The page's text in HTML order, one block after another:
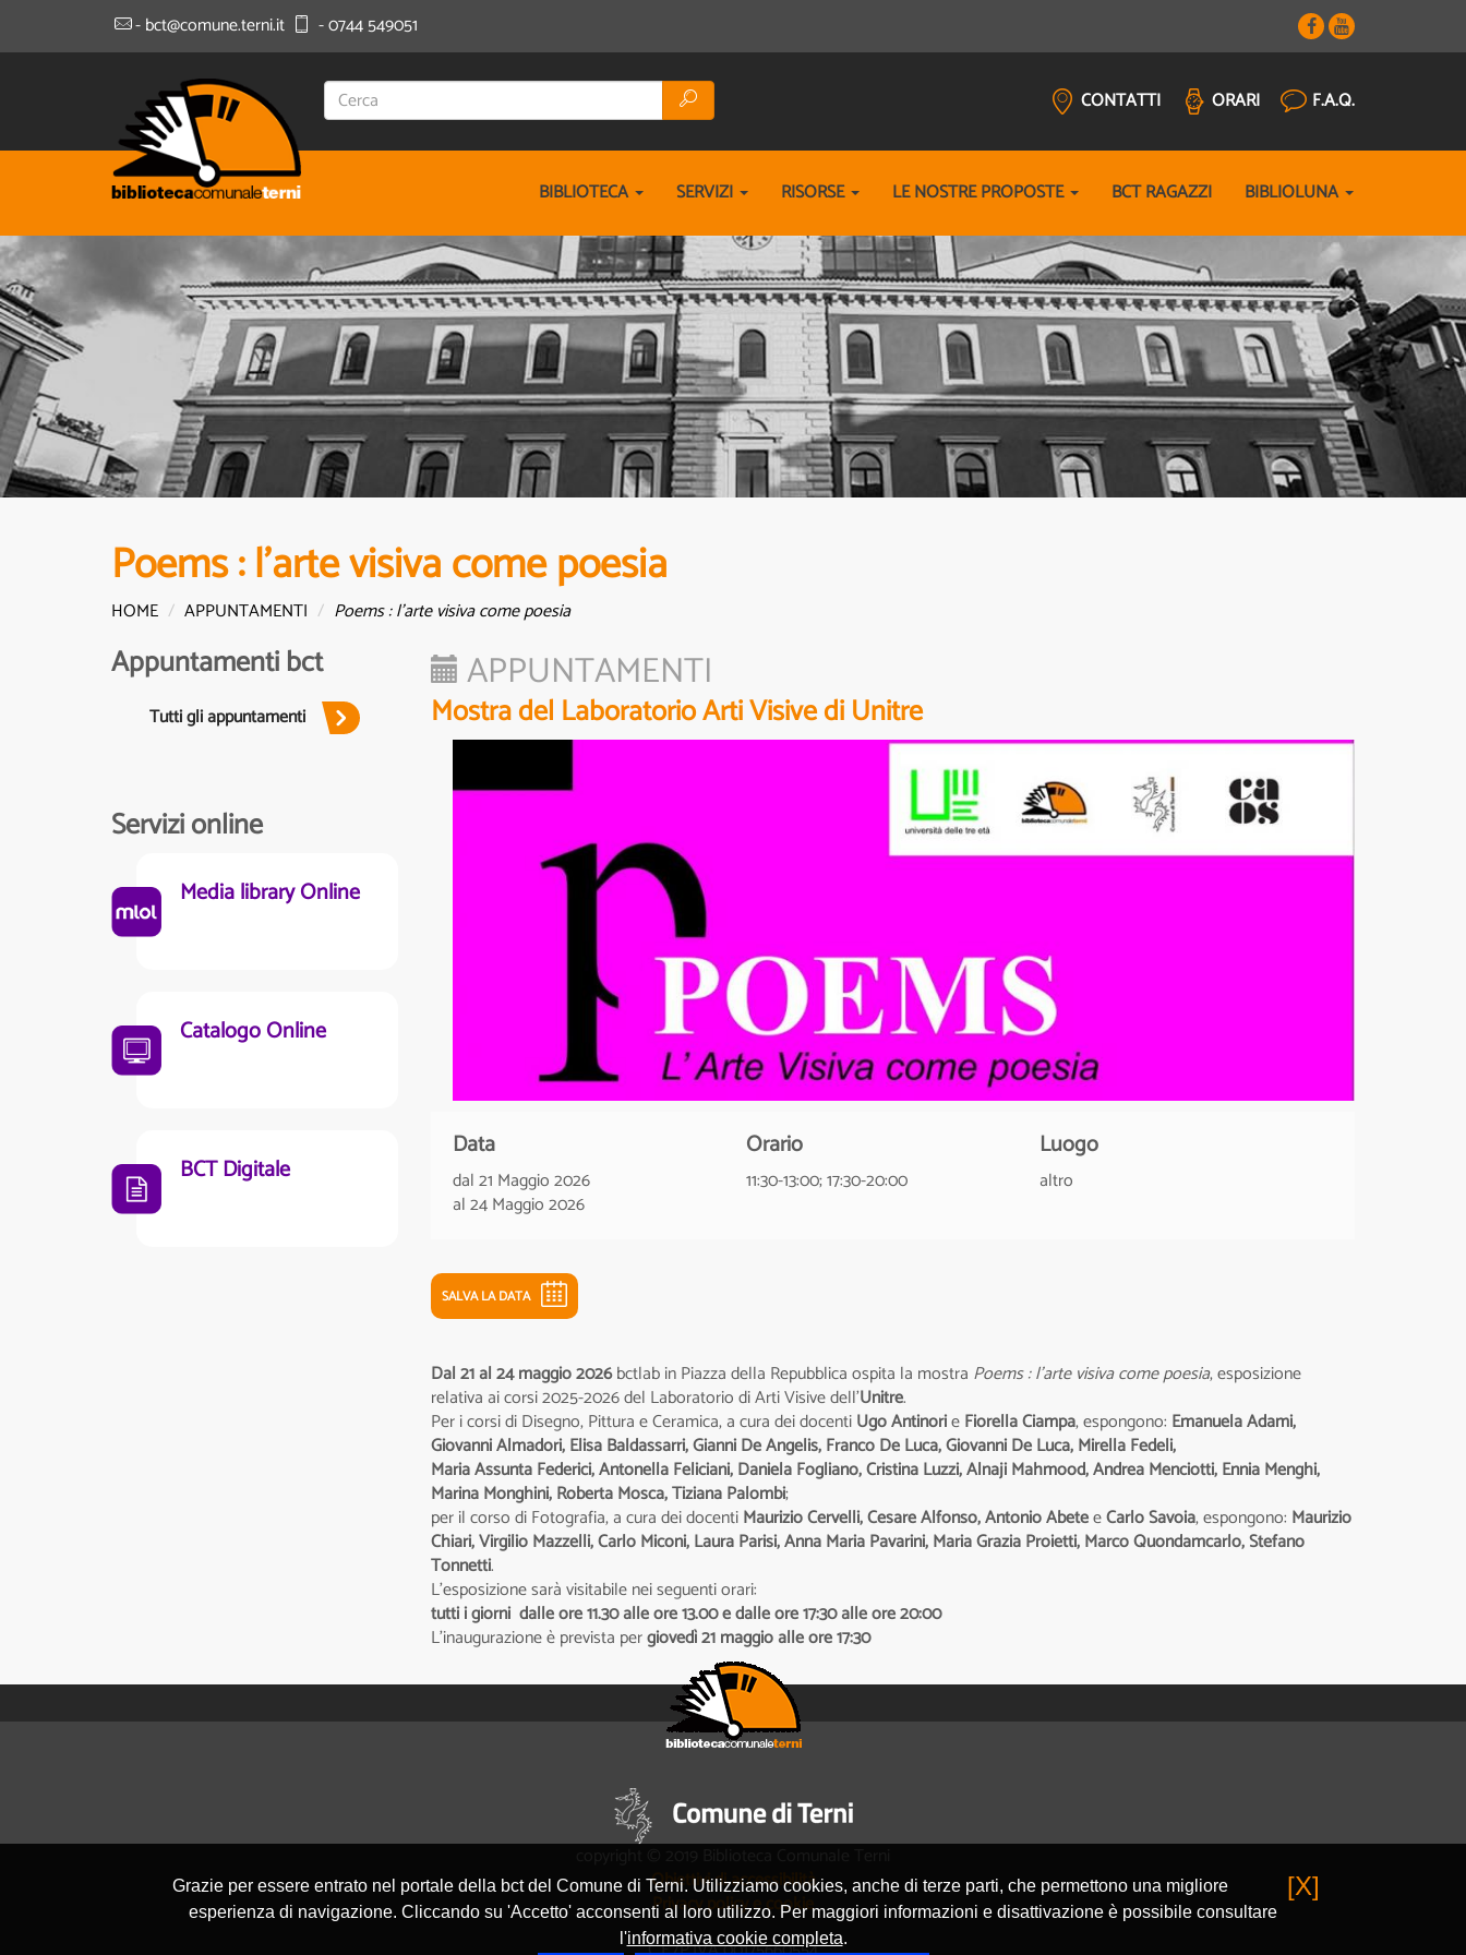
- bct@comune.terni.it - 0744 549051
CONTATTI ORARI F.A.Q.
BIBLIOTECA SERVIZI RISORSE LE NOSTRE PROPOSTE BCT RAGAZZI BIBLIOLUNA
Poems : l'arte visiva come poesia
HOME APPUNTAMENTI Poems : l'arte visiva come poesia
Appuntamenti bct
Tutti gli appuntamenti
Servizi online
Media library Online
Catalogo Online
BCT Digitale
APPUNTAMENTI
Mostra del Laboratorio Arti Visive di Unitre
Data
dal 21 Maggio 2026
al 24 Maggio 2026
Orario
11:30-13:00; 17:30-20:00
Luogo
altro
SALVA LA DATA
Dal 21 al 24 maggio 2026bctlab in Piazza della Repubblica ospita la mostra Poems : l'arte visiva come poesia, esposizione
relativa ai corsi 2025-2026 del Laboratorio di Arti Visive dell'Unitre.
Per i corsi di Disegno, Pittura e Ceramica, a cura dei docentiUgo AntinorieFiorella Ciampa, espongono: Emanuela Adami,
Giovanni Almadori, Elisa Baldassarri, Gianni De Angelis, Franco De Luca, Giovanni De Luca, Mirella Fedeli,
Maria Assunta Federici, Antonella Feliciani, Daniela Fogliano, Cristina Luzzi, Alnaji Mahmood, Andrea Menciotti, Ennia Menghi,
Marina Monghini, Roberta Mosca, Tiziana Palombi;
per il corso di Fotografia, a cura dei docentiMaurizio Cervelli, Cesare Alfonso, Antonio AbeteeCarlo Savoia, espongono: Maurizio
Chiari, Virgilio Mazzelli, Carlo Miconi, Laura Parisi, Anna Maria Pavarini, Maria Grazia Proietti, Marco Quondamcarlo, Stefano
Tonnetti.
L'esposizione sarà visitabile nei seguenti orari:
tutti i giorni dalle ore 11.30 alle ore 13.00 e dalle ore 17:30 alle ore 20:00
L'inaugurazione è prevista pergiovedì 21 maggio alle ore 17:30
Obiettivi di accessibilità
Privacy policy e cookie
[X]
Grazie per essere entrato nel portale della bct del Comune di Terni. Utilizziamo cookies, anche di terze parti, che permettono una migliore
esperienza di navigazione. Cliccando su 'Accetto' acconsenti al loro utilizzo. Per maggiori informazioni e disattivazione è possibile consultare
l'informativa cookie completa.